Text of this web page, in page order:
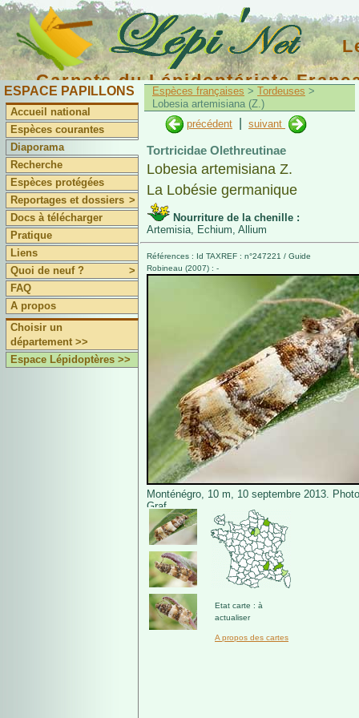
Carnets du Lépidoptériste
ESPACE PAPILLONS
Accueil national
Espèces courantes
Diaporama
Recherche
Espèces protégées
Reportages et dossiers >
Docs à télécharger
Pratique
Liens
Quoi de neuf ?
>
FAQ
A propos
Choisir un
département >>
Espace Lépidoptères >>
Espèces françaises > Tordeuses >
Lobesia artemisiana (Z.)
précédent
suivant
Tortricidae Olethreutinae
Lobesia artemisiana Z.
La Lobésie germanique
Nourriture de la chenille :
Artemisia, Echium, Allium
Références : Id TAXREF : n°247221 / Guide
Robineau (2007) : -
Monténégro, 10 m, 10 septembre 2013.
Graf.
Etat carte : à
actualiser
A propos des cartes